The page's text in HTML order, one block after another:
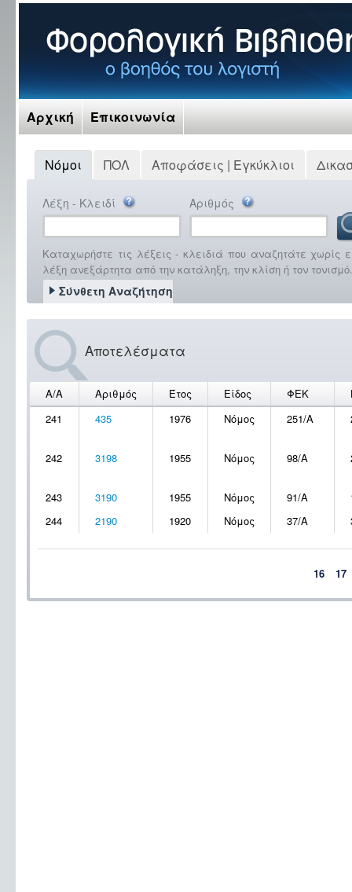
Αρχική Επικοινωνία
Νόμοι ΠΟΛ Αποφάσεις | Εγκύκλιοι
Λέξη - Κλειδί Αριθμός
Καταχωρήστε τις λέξεις - κλειδιά που αναζητάτε
λέξη ανεξάρτητα από την κατάληξη, την κλίση ή τον τονισμό.
Σύνθετη Αναζήτηση
Αποτελέσματα
Α/Α Αριθμός Έτος Είδος ΦΕΚ
241
435 1976 Νόμος 251/Α
242 3198 1955 Νόμος 98/Α
243 3190 1955 Νόμος 91/Α
244
2190 1920 Νόμος 37/Α
16 17